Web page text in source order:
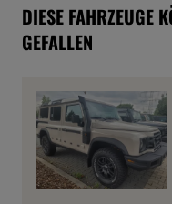
DIESE FAHRZEUGE
GEFALLEN